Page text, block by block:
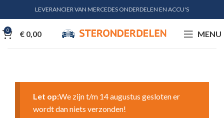
LEVERANCIER VAN MERCEDES ONDERDELEN EN ACCU'S
0 € 0,00 MENU
Let op:We zijn t/m 14 augustus gesloten er
wordt dan niets verzonden!